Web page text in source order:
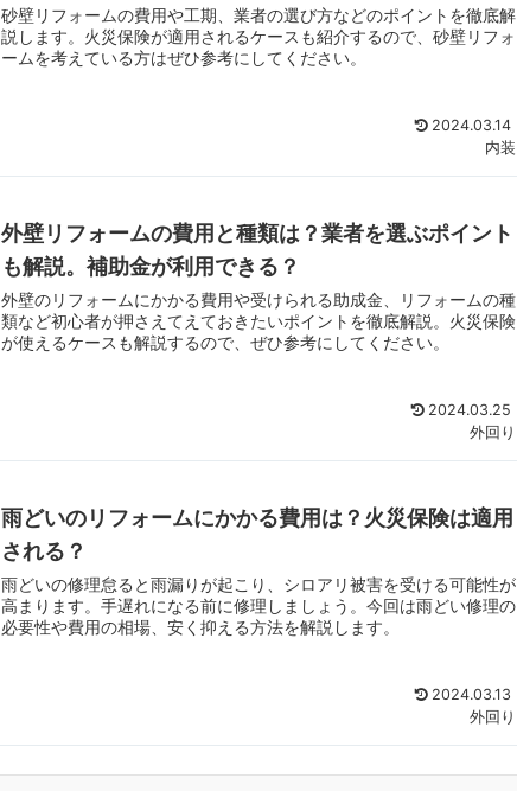
砂壁リフォームの費用や工期、業者の選び方などのポイントを徹底解
説します。火災保険が適用されるケースも紹介するので、砂壁リフォ
ームを考えている方はぜひ参考にしてください。
2024.03.14
内装
外壁リフォームの費用と種類は？業者を選ぶポイント
も解説。補助金が利用できる？
外壁のリフォームにかかる費用や受けられる助成金、リフォームの種
類など初心者が押さえてえておきたいポイントを徹底解説。火災保険
が使えるケースも解説するので、ぜひ参考にしてください。
2024.03.25
外回り
雨どいのリフォームにかかる費用は？火災保険は適用
される？
雨どいの修理怠ると雨漏りが起こり、シロアリ被害を受ける可能性が
高まります。手遅れになる前に修理しましょう。今回は雨どい修理の
必要性や費用の相場、安く抑える方法を解説します。
2024.03.13
外回り